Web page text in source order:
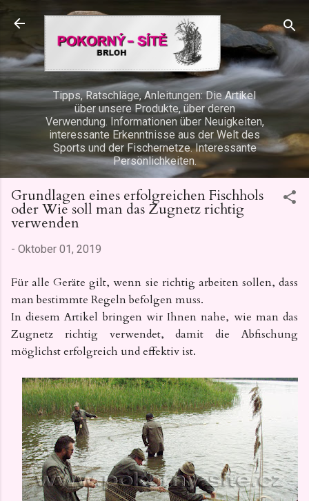
Direkt zum Hauptbereich
Tipps, Ratschläge, Anleitungen: Die Artikel
über unsere Produkte, über deren
Verwendung. Informationen über Neuigkeiten,
interessante Erkenntnisse aus der Welt des
Sports und der Fischernetze. Interessante
Persönlichkeiten.
Grundlagen eines erfolgreichen Fischhols
oder Wie soll man das Zugnetz richtig
verwenden
- Oktober 01, 2019
Für alle Geräte gilt, wenn sie richtig arbeiten sollen, dass
man bestimmte Regeln befolgen muss.
In diesem Artikel bringen wir Ihnen nahe, wie man das
Zugnetz richtig verwendet, damit die Abfischung
möglichst erfolgreich und effektiv ist.